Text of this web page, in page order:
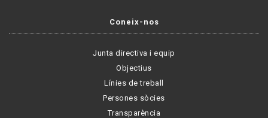
Coneix-nos
Junta directiva i equip
Objectius
Línies de treball
Persones sòcies
Transparència